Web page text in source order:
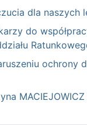
dla naszych
do
ochrony